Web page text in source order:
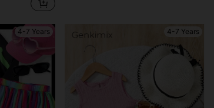
4-7 Years 4-7 Years